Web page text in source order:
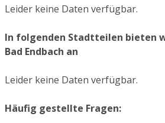
Leider keine Daten verfügbar.
In folgenden Stadtteilen bieten
Bad Endbach an
Leider keine Daten verfügbar.
Häufig gestellte Fragen: